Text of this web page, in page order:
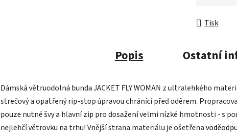
Tisk
Popis Ostatní
Dámská větruodolná bunda JACKET FLY WOMAN z ultralehkého
strečový a opatřený rip-stop úpravou chránící před oděrem.
pouze nutné švy a hlavní zip pro dosažení velmi nízké hmotnosti - s
nejlehčí větrovku na trhu! Vnější strana materiálu je ošetřena